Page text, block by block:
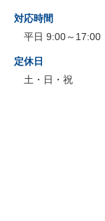
対応時間
平日 9:00～17:00
定休日
土・日・祝